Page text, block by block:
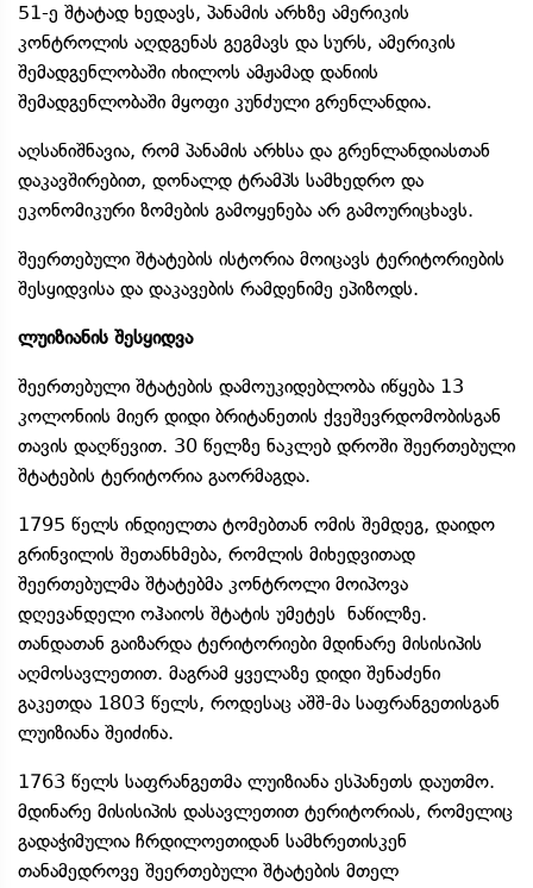
51-ე შტატად ხედავს, პანამის არხზე ამერიკის
კონტროლის აღდგენას გეგმავს და სურს, ამერიკის
შემადგენლობაში იხილოს ამჟამად დანიის
შემადგენლობაში მყოფი კუნძული გრენლანდია.
აღსანიშნავია, რომ პანამის არხსა და გრენლანდიასთან
დაკავშირებით, დონალდ ტრამპს სამხედრო და
ეკონომიკური ზომების გამოყენება არ გამოურიცხავს.
შეერთებული შტატების ისტორია მოიცავს ტერიტორიების
შესყიდვისა და დაკავების რამდენიმე ეპიზოდს.
ლუიზიანის შესყიდვა
შეერთებული შტატების დამოუკიდებლობა იწყება 13
კოლონიის მიერ დიდი ბრიტანეთის ქვეშევრდომობისგან
თავის დაღწევით. 30 წელზე ნაკლებ დროში შეერთებული
შტატების ტერიტორია გაორმაგდა.
1795 წელს ინდიელთა ტომებთან ომის შემდეგ, დაიდო
გრინვილის შეთანხმება, რომლის მიხედვითად
შეერთებულმა შტატებმა კონტროლი მოიპოვა
დღევანდელი ოჰაიოს შტატის უმეტეს ნაწილზე.
თანდათან გაიზარდა ტერიტორიები მდინარე მისისიპის
აღმოსავლეთით. მაგრამ ყველაზე დიდი შენაძენი
გაკეთდა 1803 წელს, როდესაც აშშ-მა საფრანგეთისგან
ლუიზიანა შეიძინა.
1763 წელს საფრანგეთმა ლუიზიანა ესპანეთს დაუთმო.
მდინარე მისისიპის დასავლეთით ტერიტორიას, რომელიც
გადაჭიმულია ჩრდილოეთიდან სამხრეთისკენ
თანამედროვე შეერთებული შტატების მთელ